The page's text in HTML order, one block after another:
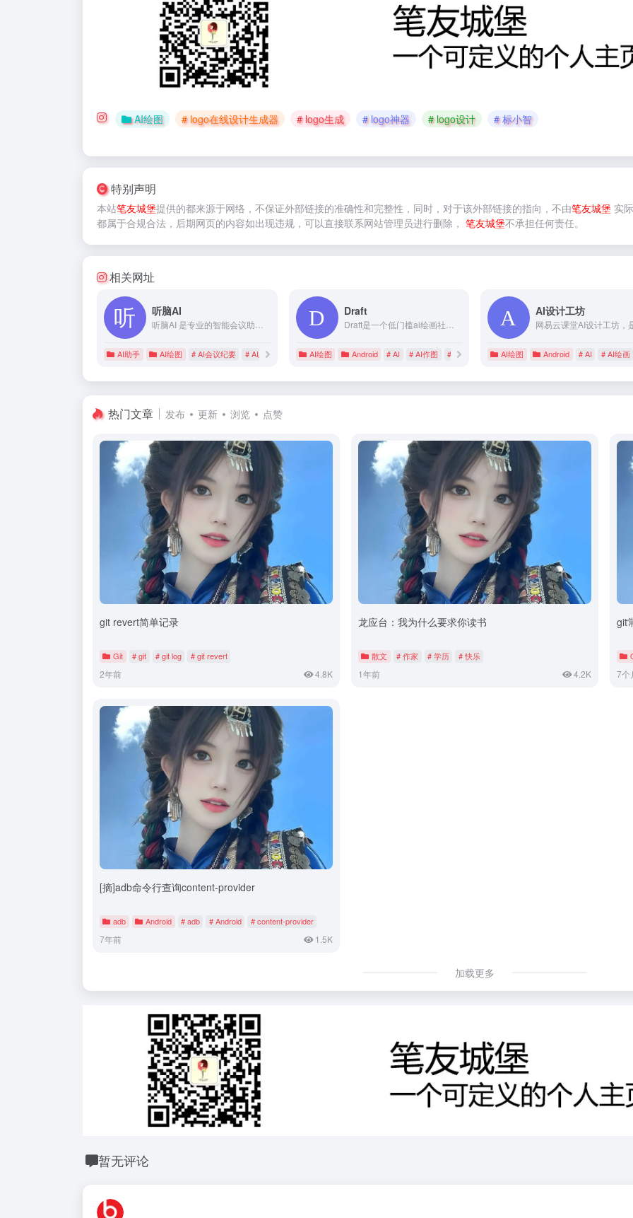
AI绘图 # logo在线设计生成器 # logo生成 # logo神器 # logo设计 # 标小智
特别声明
本站笔友城堡提供的都来源于网络，不保证外部链接的准确性和完整性，同时，对于该外部链接的指向，不由笔友城堡 实
都属于合规合法，后期网页的内容如出现违规，可以直接联系网站管理员进行删除， 笔友城堡不承担任何责任。
相关网址
听脑AI
AI助手 AI绘图 # AI会议纪要 # AI总结问答 # AI脑图
Draft
AI绘图 Android # AI # AI作图 # ai画画discord
AI设计工坊
AI绘图 Android # AI # AI绘画
热门文章 发布 更新 浏览 点赞
git revert简单记录
Git # git # git log # git revert
2年前 4.8K
龙应台：我为什么要求你读书
散文 # 作家 # 学历 # 快乐
1年前 4.2K
git
7个
[摘]adb命令行查询content-provider
adb Android # adb # Android # content-provider
7年前 1.5K
加载更多
暂无评论